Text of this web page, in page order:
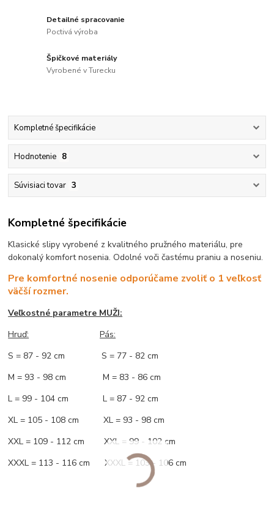
Detailné spracovanie
Poctivá výroba
Špičkové materiály
Vyrobené v Turecku
Kompletné špecifikácie
Hodnotenie 8
Súvisiaci tovar 3
Kompletné špecifikácie
Klasické slipy vyrobené z kvalitného pružného materiálu, pre
dokonalý komfort nosenia. Odolné voči častému praniu a noseniu.
Pre komfortné nosenie odporúčame zvoliť o 1 veľkosť
väčší rozmer.
Veľkostné parametre MUŽI:
Hruď:
Pás:
S = 87 - 92 cm S = 77 - 82 cm
M = 93 - 98 cm M = 83 - 86 cm
L = 99 - 104 cm L = 87 - 92 cm
XL = 105 - 108 cm XL = 93 - 98 cm
XXL = 109 - 112 cm XXL = 99 - 102 cm
XXXL = 113 - 116 cm XXXL = 103 - 106 cm